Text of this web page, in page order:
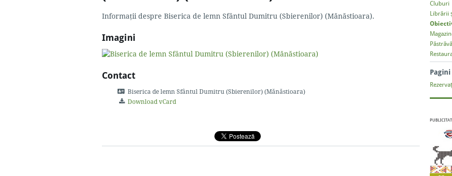
Informații despre Biserica de lemn Sfântul Dumitru (Sbierenilor) (Mănăstioara).
Imagini
Contact
Biserica de lemn Sfântul Dumitru (Sbierenilor) (Mănăstioara)
Download vCard
Cluburi
Librării